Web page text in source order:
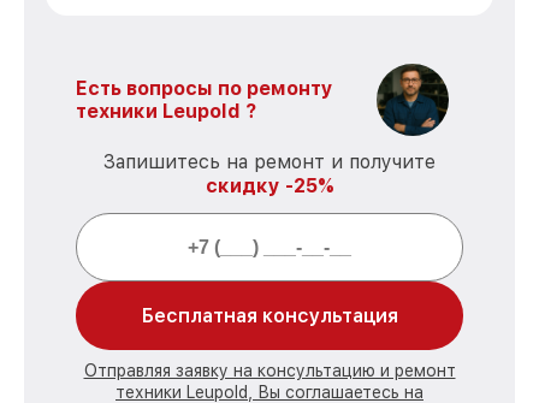
Есть вопросы по ремонту
техники Leupold ?
Запишитесь на ремонт и получите
скидку -25%
Бесплатная консультация
Отправляя заявку на консультацию и ремонт
техники Leupold, Вы соглашаетесь на